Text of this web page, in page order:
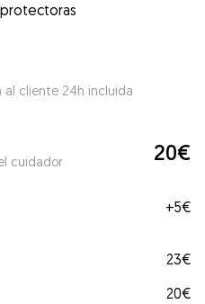
al cliente 24h incluida
cuidador 20€
+5€
23€
20€